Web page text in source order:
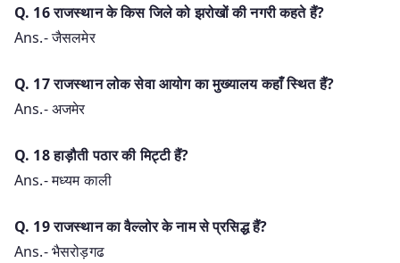
Q. 16 राजस्थान के किस जिले को झरोखों की नगरी कहते हैं?
Ans.- जैसलमेर
Q. 17 राजस्थान लोक सेवा आयोग का मुख्यालय कहाँ स्थित हैं?
Ans.- अजमेर
Q. 18 हाड़ौती पठार की मिट्टी हैं?
Ans.- मध्यम काली
Q. 19 राजस्थान का वैल्लोर के नाम से प्रसिद्ध हैं?
Ans.- भैसरोड़गढ